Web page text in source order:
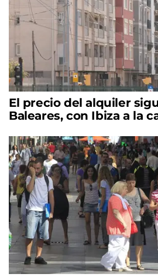
El precio del alquiler
Baleares, con Ibiza a la